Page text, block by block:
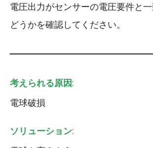
電圧出力がセンサーの電圧要件と
どうかを確認してください。
考えられる原因:
電球破損
ソリューション: